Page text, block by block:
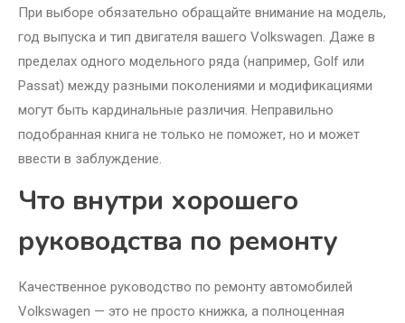
При выборе обязательно обращайте внимание на модель,
год выпуска и тип двигателя вашего Volkswagen. Даже в
пределах одного модельного ряда (например, Golf или
Passat) между разными поколениями и модификациями
могут быть кардинальные различия. Неправильно
подобранная книга не только не поможет, но и может
ввести в заблуждение.
Что внутри хорошего
руководства по ремонту
Качественное руководство по ремонту автомобилей
Volkswagen — это не просто книжка, а полноценная